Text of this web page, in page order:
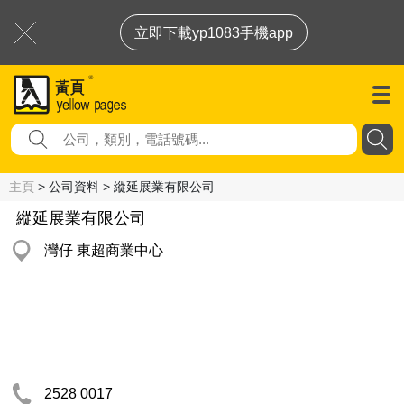
立即下載yp1083手機app
主頁 > 公司資料 > 縱延展業有限公司
縱延展業有限公司
灣仔 東超商業中心
2528 0017